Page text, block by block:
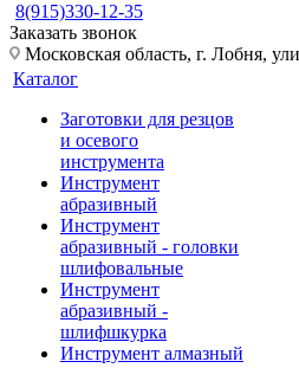
8(915)330-12-35
Заказать звонок
Московская область, г. Лобня,
Каталог
Заготовки для резцов
и осевого
инструмента
Инструмент
абразивный
Инструмент
абразивный - головки
шлифовальные
Инструмент
абразивный -
шлифшкурка
Инструмент алмазный